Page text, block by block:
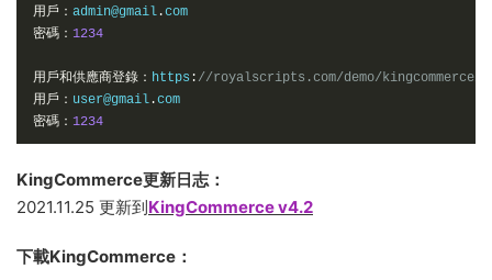
用戶： admin@gmail .
密碼： 1234
用戶和供應商登錄： https : //royalscripts.com/demo/kingcommerce/
用戶： user@gmail .
密碼： 1234
KingCommerce更新日志：
2021.11.25 更新到KingCommerce v4.2
下載KingCommerce：